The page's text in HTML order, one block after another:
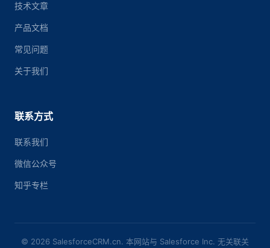
技术文章
产品文档
常见问题
关于我们
联系方式
联系我们
微信公众号
知乎专栏
© 2026 SalesforceCRM.cn. 本网站与 Salesforce Inc. 无关联关